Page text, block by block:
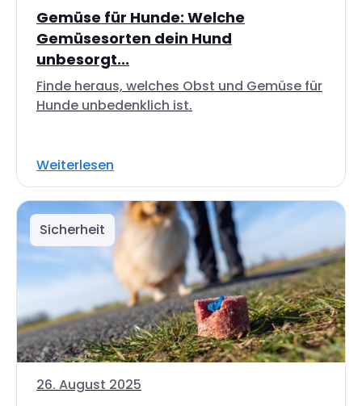
Gemüse für Hunde: Welche
Gemüsesorten dein Hund
unbesorgt...
Finde heraus, welches Obst und Gemüse für
Hunde unbedenklich ist.
Weiterlesen
Sicherheit
26. August 2025